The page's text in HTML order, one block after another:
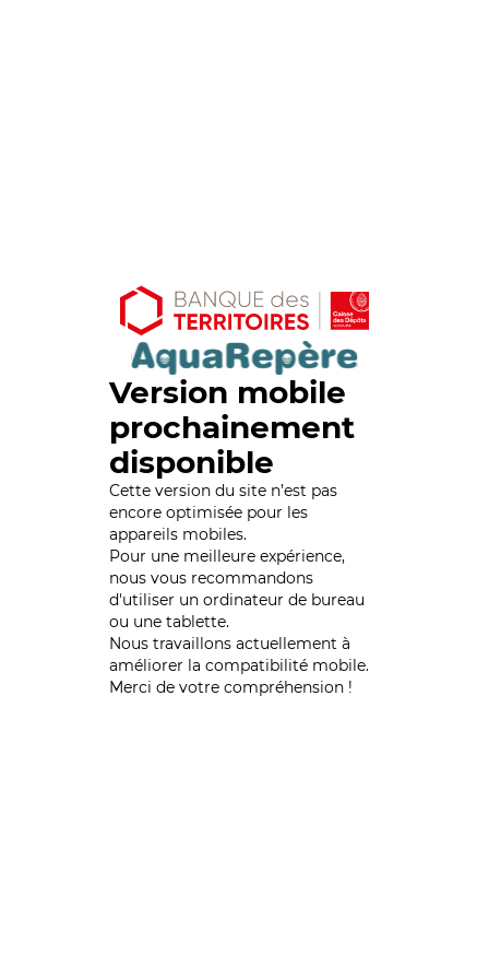
Version mobile
prochainement
disponible
Cette version du site n’est pas
encore optimisée pour les
appareils mobiles.
Pour une meilleure expérience,
nous vous recommandons
d'utiliser un ordinateur de bureau
ou une tablette.
Nous travaillons actuellement à
améliorer la compatibilité mobile.
Merci de votre compréhension !